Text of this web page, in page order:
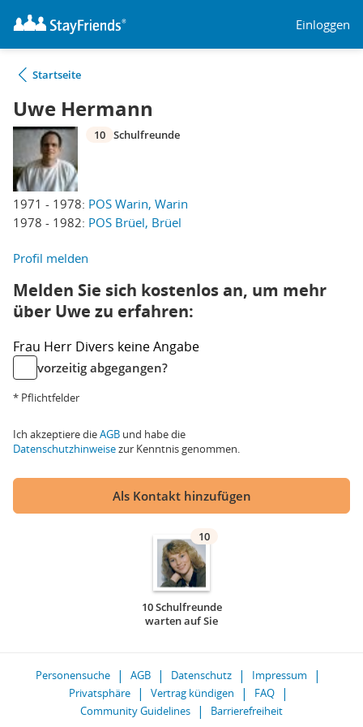
Einloggen
Startseite
Uwe Hermann
1971 - 1978: POS Warin, Warin
1978 - 1982: POS Brüel, Brüel
10 Schulfreunde
Profil melden
Melden Sie sich kostenlos an, um mehr
über Uwe zu erfahren:
Frau Herr Divers keine Angabe
vorzeitig abgegangen?
* Pflichtfelder
Ich akzeptiere dieAGB und habe die
Datenschutzhinweisezur Kenntnis genommen.
Als Kontakt hinzufügen
10
10 Schulfreunde
warten auf Sie
Personensuche AGB Datenschutz
Impressum
Privatsphäre
Vertrag kündigen
FAQ
Community Guidelines
Barrierefreiheit